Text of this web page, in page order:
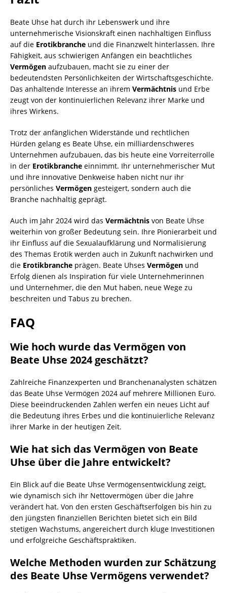
Beate Uhse hat durch ihr Lebenswerk und ihre
unternehmerische Visionskraft einen nachhaltigen Einfluss
auf die Erotikbranche und die Finanzwelt hinterlassen. Ihre
Fähigkeit, aus schwierigen Anfängen ein beachtliches
Vermögen aufzubauen, macht sie zu einer der
bedeutendsten Persönlichkeiten der Wirtschaftsgeschichte.
Das anhaltende Interesse an ihrem Vermächtnis und Erbe
zeugt von der kontinuierlichen Relevanz ihrer Marke und
ihres Wirkens.
Trotz der anfänglichen Widerstände und rechtlichen
Hürden gelang es Beate Uhse, ein milliardenschweres
Unternehmen aufzubauen, das bis heute eine Vorreiterrolle
in der Erotikbranche einnimmt. Ihr unternehmerischer Mut
und ihre innovative Denkweise haben nicht nur ihr
persönliches Vermögen gesteigert, sondern auch die
Branche nachhaltig geprägt.
Auch im Jahr 2024 wird das Vermächtnis von Beate Uhse
weiterhin von großer Bedeutung sein. Ihre Pionierarbeit und
ihr Einfluss auf die Sexualaufklärung und Normalisierung
des Themas Erotik werden auch in Zukunft nachwirken und
die Erotikbranche prägen. Beate Uhses Vermögen und
Erfolg dienen als Inspiration für viele Unternehmerinnen
und Unternehmer, die den Mut haben, neue Wege zu
beschreiten und Tabus zu brechen.
FAQ
Wie hoch wurde das Vermögen von
Beate Uhse 2024 geschätzt?
Zahlreiche Finanzexperten und Branchenanalysten schätzen
das Beate Uhse Vermögen 2024 auf mehrere Millionen Euro.
Diese beeindruckenden Zahlen werfen ein neues Licht auf
die Bedeutung ihres Erbes und die kontinuierliche Relevanz
ihrer Marke in der heutigen Zeit.
Wie hat sich das Vermögen von Beate
Uhse über die Jahre entwickelt?
Ein Blick auf die Beate Uhse Vermögensentwicklung zeigt,
wie dynamisch sich ihr Nettovermögen über die Jahre
verändert hat. Von den ersten Geschäftserfolgen bis hin zu
den jüngsten finanziellen Berichten bietet sich ein Bild
stetigen Wachstums, angereichert durch kluge Investitionen
und erfolgreiche Geschäftspraktiken.
Welche Methoden wurden zur Schätzung
des Beate Uhse Vermögens verwendet?